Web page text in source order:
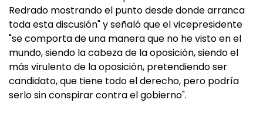
Redrado mostrando el punto desde donde arranca
toda esta discusión" y señaló que el vicepresidente
"se comporta de una manera que no he visto en el
mundo, siendo la cabeza de la oposición, siendo el
más virulento de la oposición, pretendiendo ser
candidato, que tiene todo el derecho, pero podría
serlo sin conspirar contra el gobierno".